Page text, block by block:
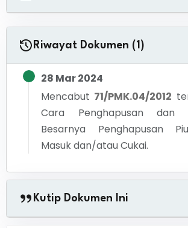
Riwayat Dokumen (1)
28 Mar 2024
Mencabut 71/PMK.04/2012
Cara Penghapusan dan
Besarnya Penghapusan
Masuk dan/atau Cukai.
Kutip Dokumen Ini